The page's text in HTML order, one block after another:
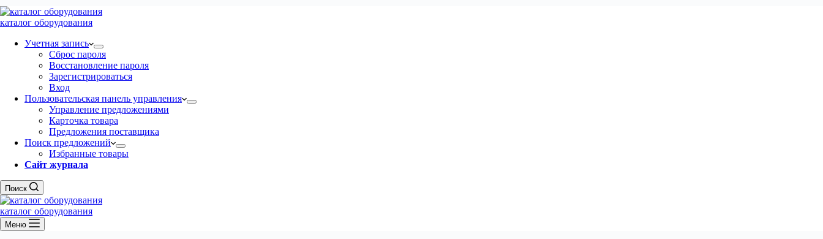
каталог оборудования
Учетная запись
Сброс пароля
Восстановление пароля
Зарегистрироваться
Вход
Пользовательская панель управления
Управление предложениями
Карточка товара
Предложения поставщика
Поиск предложений
Избранные товары
Сайт журнала
Поиск
каталог оборудования
Меню